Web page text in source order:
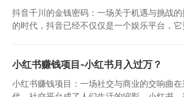
抖音千川的金钱密码：一场关于机遇与挑战
的时代，抖音已经不仅仅是一个娱乐平台，它
小红书赚钱项目-小红书月入过万？
小红书赚钱项目：一场社交与商业的交响曲